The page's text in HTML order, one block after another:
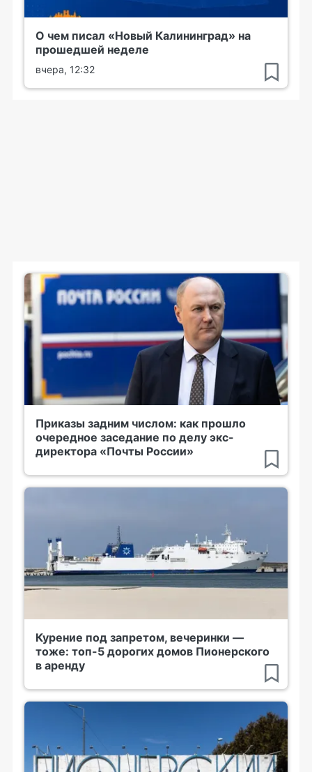
О чем писал «Новый Калининград» на
прошедшей неделе
вчера, 12:32
Приказы задним числом: как прошло
очередное заседание по делу экс-
директора «Почты России»
Курение под запретом, вечеринки —
тоже: топ-5 дорогих домов Пионерского
в аренду